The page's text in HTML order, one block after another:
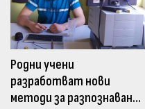
Родни учени
разработват нови
методи за разпознаване